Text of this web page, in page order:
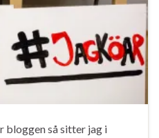
bloggen så sitter jag i